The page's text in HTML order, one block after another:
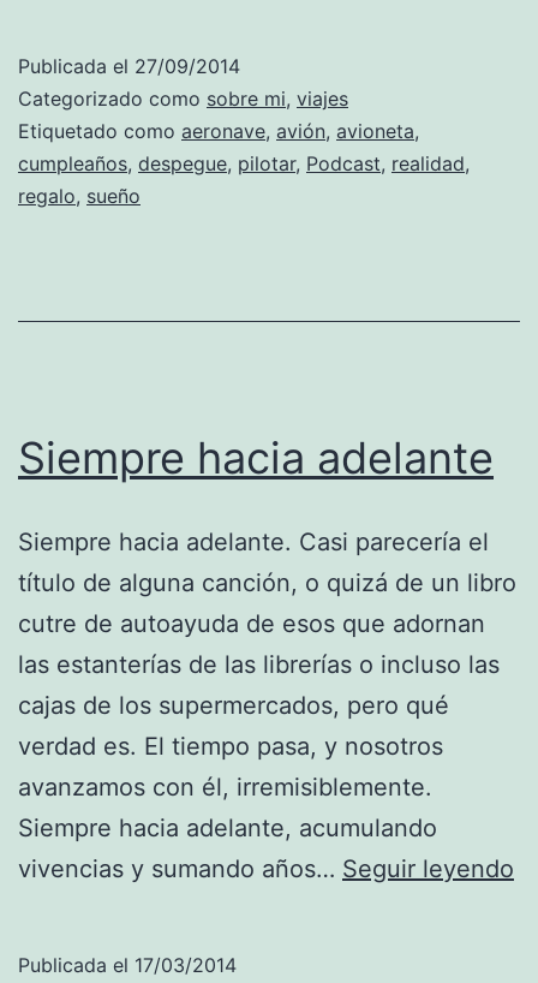
Publicada el 27/09/2014
Categorizado como sobre mi, viajes
Etiquetado como aeronave, avión, avioneta,
cumpleaños, despegue, pilotar, Podcast, realidad,
regalo, sueño
Siempre hacia adelante
Siempre hacia adelante. Casi parecería el
título de alguna canción, o quizá de un libro
cutre de autoayuda de esos que adornan
las estanterías de las librerías o incluso las
cajas de los supermercados, pero qué
verdad es. El tiempo pasa, y nosotros
avanzamos con él, irremisiblemente.
Siempre hacia adelante, acumulando
vivencias y sumando años… Seguir leyendo
Publicada el 17/03/2014